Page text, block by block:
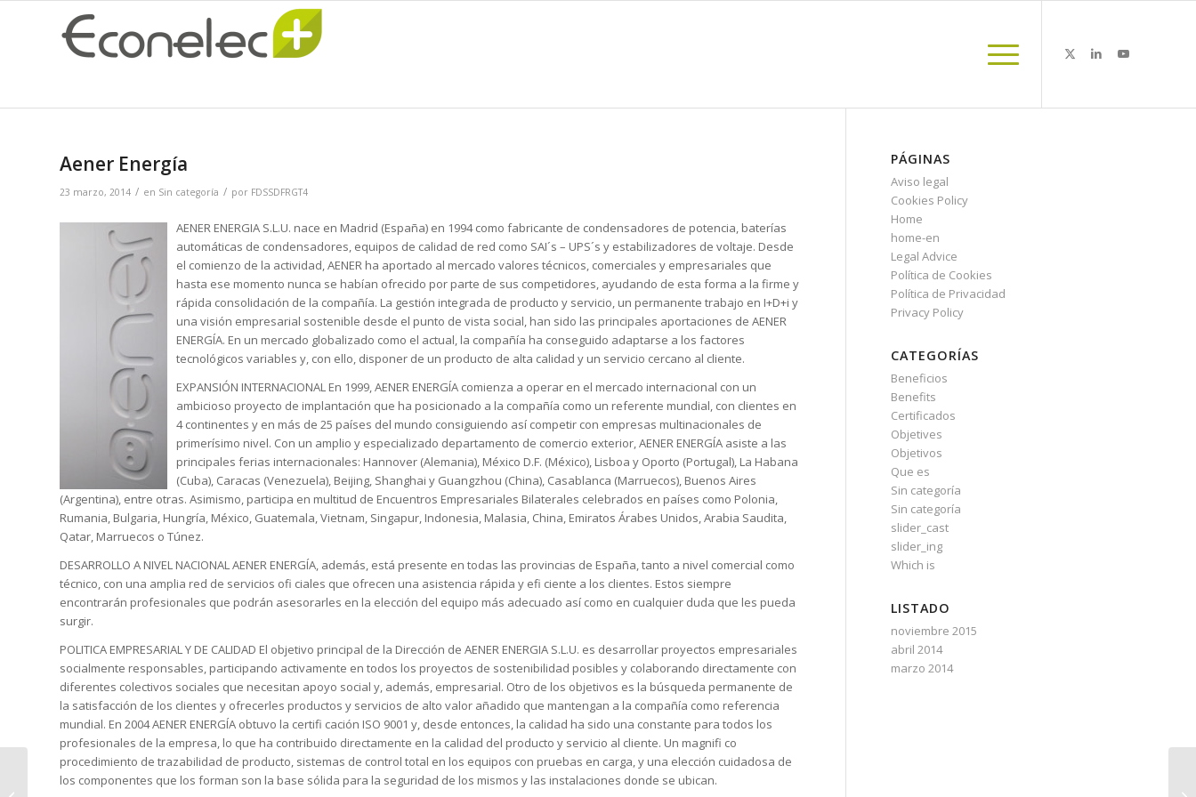
Aener Energía
23 marzo, 2014 / en Sin categoría / por FDSSDFRGT4
AENER ENERGIA S.L.U. nace en Madrid (España) en 1994 como fabricante de condensadores de potencia, baterías
automáticas de condensadores, equipos de calidad de red como SAI´s – UPS´s y estabilizadores de voltaje. Desde
el comienzo de la actividad, AENER ha aportado al mercado valores técnicos, comerciales y empresariales que
hasta ese momento nunca se habían ofrecido por parte de sus competidores, ayudando de esta forma a la firme y
rápida consolidación de la compañía. La gestión integrada de producto y servicio, un permanente trabajo en I+D+i y
una visión empresarial sostenible desde el punto de vista social, han sido las principales aportaciones de AENER
ENERGÍA. En un mercado globalizado como el actual, la compañía ha conseguido adaptarse a los factores
tecnológicos variables y, con ello, disponer de un producto de alta calidad y un servicio cercano al cliente.
EXPANSIÓN INTERNACIONAL En 1999, AENER ENERGÍA comienza a operar en el mercado internacional con un
ambicioso proyecto de implantación que ha posicionado a la compañía como un referente mundial, con clientes en
4 continentes y en más de 25 países del mundo consiguiendo así competir con empresas multinacionales de
primerísimo nivel. Con un amplio y especializado departamento de comercio exterior, AENER ENERGÍA asiste a las
principales ferias internacionales: Hannover (Alemania), México D.F. (México), Lisboa y Oporto (Portugal), La Habana
(Cuba), Caracas (Venezuela), Beijing, Shanghai y Guangzhou (China), Casablanca (Marruecos), Buenos Aires
(Argentina), entre otras. Asimismo, participa en multitud de Encuentros Empresariales Bilaterales celebrados en países como Polonia,
Rumania, Bulgaria, Hungría, México, Guatemala, Vietnam, Singapur, Indonesia, Malasia, China, Emiratos Árabes Unidos, Arabia Saudita,
Qatar, Marruecos o Túnez.
DESARROLLO A NIVEL NACIONAL AENER ENERGÍA, además, está presente en todas las provincias de España, tanto a nivel comercial como
técnico, con una amplia red de servicios ofi ciales que ofrecen una asistencia rápida y efi ciente a los clientes. Estos siempre
encontrarán profesionales que podrán asesorarles en la elección del equipo más adecuado así como en cualquier duda que les pueda
surgir.
POLITICA EMPRESARIAL Y DE CALIDAD El objetivo principal de la Dirección de AENER ENERGIA S.L.U. es desarrollar proyectos empresariales
socialmente responsables, participando activamente en todos los proyectos de sostenibilidad posibles y colaborando directamente con
diferentes colectivos sociales que necesitan apoyo social y, además, empresarial. Otro de los objetivos es la búsqueda permanente de
la satisfacción de los clientes y ofrecerles productos y servicios de alto valor añadido que mantengan a la compañía como referencia
mundial. En 2004 AENER ENERGÍA obtuvo la certifi cación ISO 9001 y, desde entonces, la calidad ha sido una constante para todos los
profesionales de la empresa, lo que ha contribuido directamente en la calidad del producto y servicio al cliente. Un magnifi co
procedimiento de trazabilidad de producto, sistemas de control total en los equipos con pruebas en carga, y una elección cuidadosa de
los componentes que los forman son la base sólida para la seguridad de los mismos y las instalaciones donde se ubican.
PÁGINAS
Aviso legal
Cookies Policy
Home
home-en
Legal Advice
Política de Cookies
Política de Privacidad
Privacy Policy
CATEGORÍAS
Beneficios
Benefits
Certificados
Objetives
Objetivos
Que es
Sin categoría
Sin categoría
slider_cast
slider_ing
Which is
LISTADO
noviembre 2015
abril 2014
marzo 2014